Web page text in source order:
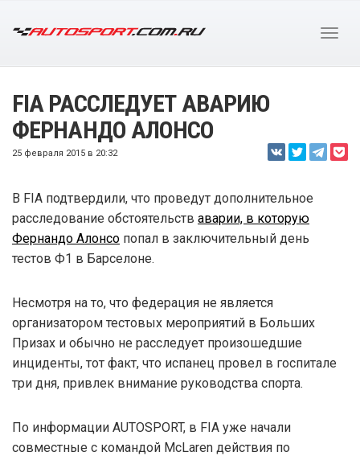
FIA РАССЛЕДУЕТ АВАРИЮ
ФЕРНАНДО АЛОНСО
25 февраля 2015 в 20:32
В FIA подтвердили, что проведут дополнительное
расследование обстоятельств аварии, в которую
Фернандо Алонсо попал в заключительный день
тестов Ф1 в Барселоне.
Несмотря на то, что федерация не является
организатором тестовых мероприятий в Больших
Призах и обычно не расследует произошедшие
инциденты, тот факт, что испанец провел в госпитале
три дня, привлек внимание руководства спорта.
По информации AUTOSPORT, в FIA уже начали
совместные с командой McLaren действия по